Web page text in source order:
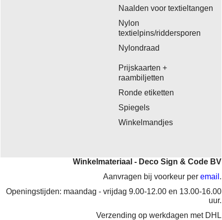
Naalden voor textieltangen
Nylon
textielpins/riddersporen
Nylondraad
Prijskaarten +
raambiljetten
Ronde etiketten
Spiegels
Winkelmandjes
Winkelmateriaal - Deco Sign & Code BV
Aanvragen bij voorkeur per email .
Openingstijden: maandag - vrijdag 9.00-12.00 en 13.00-16.00
uur.
Verzending op werkdagen met DHL